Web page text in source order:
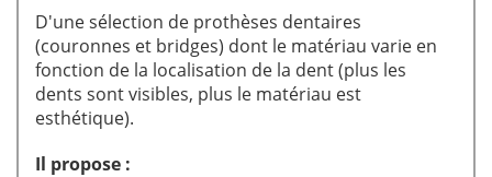
D'une sélection de prothèses dentaires
(couronnes et bridges) dont le matériau varie en
fonction de la localisation de la dent (plus les
dents sont visibles, plus le matériau est
esthétique).
Il propose :